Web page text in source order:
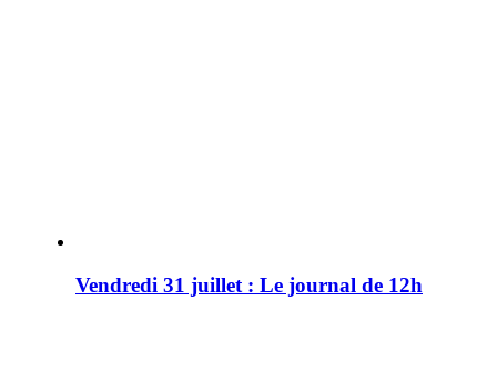
Vendredi 31 juillet : Le journal de 12h